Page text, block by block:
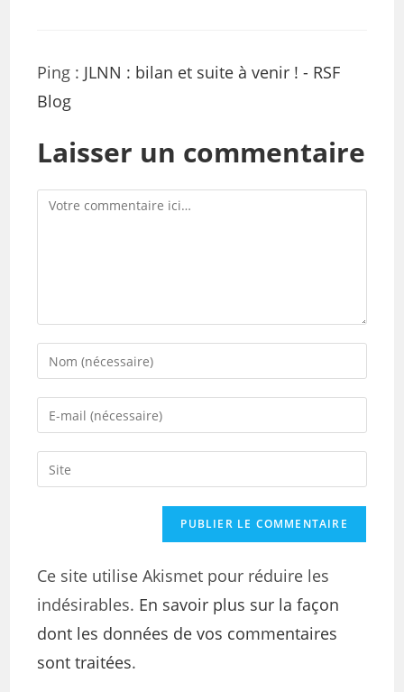
Ping : JLNN : bilan et suite à venir ! - RSF
Blog
Laisser un commentaire
Ce site utilise Akismet pour réduire les
indésirables. En savoir plus sur la façon
dont les données de vos commentaires
sont traitées.